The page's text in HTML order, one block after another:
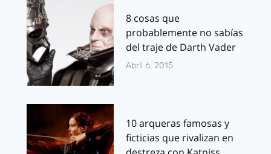
8 cosas que
probablemente no sabías
del traje de Darth Vader
Abril 6, 2015
10 arqueras famosas y
ficticias que rivalizan en